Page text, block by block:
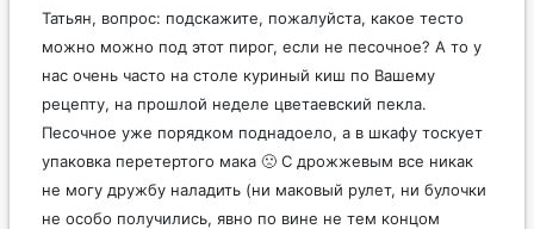
Татьян, вопрос: подскажите, пожалуйста, какое тесто
можно можно под этот пирог, если не песочное? А то у
нас очень часто на столе куриный киш по Вашему
рецепту, на прошлой неделе цветаевский пекла.
Песочное уже порядком поднадоело, а в шкафу тоскует
упаковка перетертого мака 🙁 С дрожжевым все никак
не могу дружбу наладить (ни маковый рулет, ни булочки
не особо получились, явно по вине не тем концом